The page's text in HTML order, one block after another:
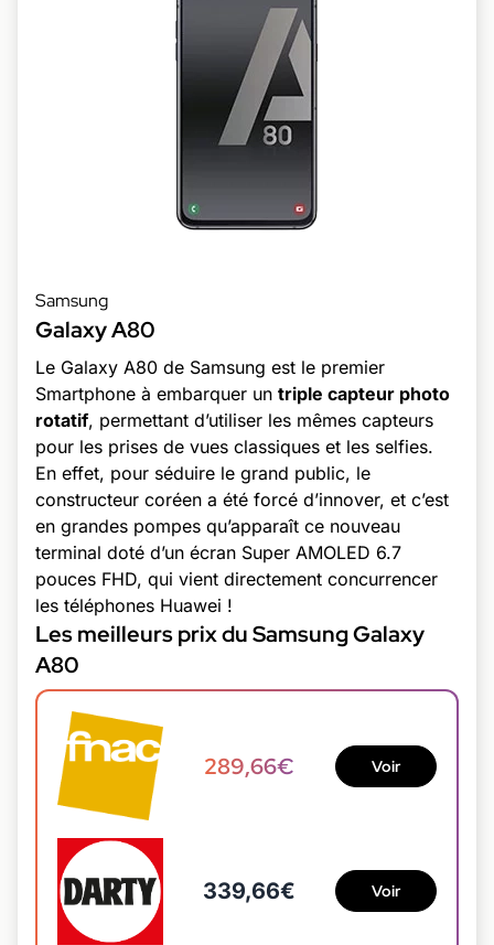
Samsung
Galaxy A80
Le Galaxy A80 de Samsung est le premier
Smartphone à embarquer un triple capteur photo
rotatif, permettant d’utiliser les mêmes capteurs
pour les prises de vues classiques et les selfies.
En effet, pour séduire le grand public, le
constructeur coréen a été forcé d’innover, et c’est
en grandes pompes qu’apparaît ce nouveau
terminal doté d’un écran Super AMOLED 6.7
pouces FHD, qui vient directement concurrencer
les téléphones Huawei !
Les meilleurs prix du Samsung Galaxy
A80
289,66€ Voir
339,66€ Voir